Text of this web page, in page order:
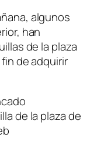
algunos
han
de la plaza
de adquirir
de la plaza de